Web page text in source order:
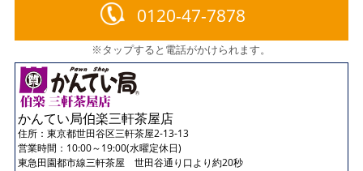
0120-47-7878
※タップすると電話がかけられます。
かんてい局伯楽三軒茶屋店
住所： 東京都世田谷区三軒茶屋2-13-13
営業時間：10:00～19:00(水曜定休日)
東急田園都市線三軒茶屋 世田谷通り口より約20秒